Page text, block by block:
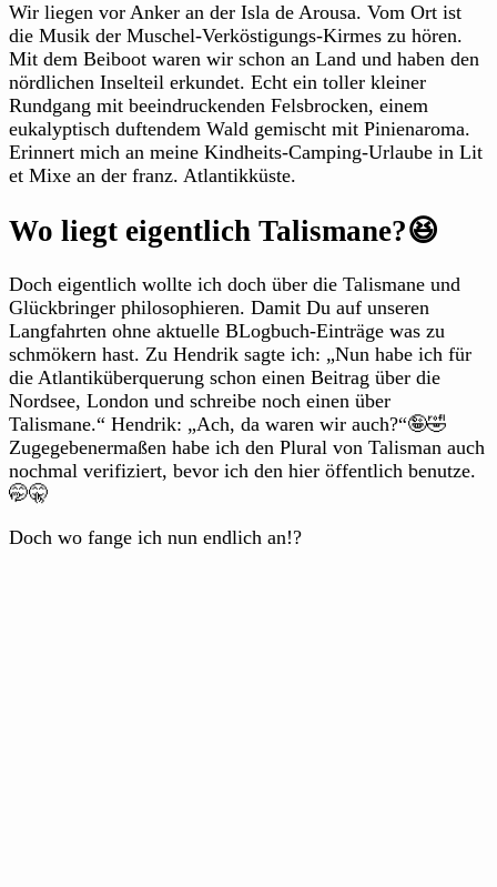
Wir liegen vor Anker an der Isla de Arousa. Vom Ort ist
die Musik der Muschel-Verköstigungs-Kirmes zu hören.
Mit dem Beiboot waren wir schon an Land und haben den
nördlichen Inselteil erkundet. Echt ein toller kleiner
Rundgang mit beeindruckenden Felsbrocken, einem
eukalyptisch duftendem Wald gemischt mit Pinienaroma.
Erinnert mich an meine Kindheits-Camping-Urlaube in Lit
et Mixe an der franz. Atlantikküste.
Wo liegt eigentlich Talismane?😆
Doch eigentlich wollte ich doch über die Talismane und
Glückbringer philosophieren. Damit Du auf unseren
Langfahrten ohne aktuelle BLogbuch-Einträge was zu
schmökern hast. Zu Hendrik sagte ich: „Nun habe ich für
die Atlantiküberquerung schon einen Beitrag über die
Nordsee, London und schreibe noch einen über
Talismane.“ Hendrik: „Ach, da waren wir auch?“🤪🤣
Zugegebenermaßen habe ich den Plural von Talisman auch
nochmal verifiziert, bevor ich den hier öffentlich benutze.
🤭🤫
Doch wo fange ich nun endlich an!?